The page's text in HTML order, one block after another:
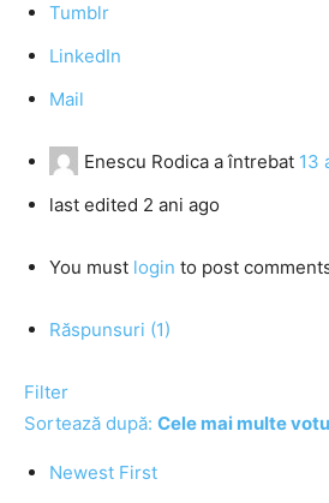
Tumblr
LinkedIn
Mail
Enescu Rodica a întrebat 13
last edited 2 ani ago
You must login to post
Răspunsuri (1)
Filter
Sortează după: Cele mai multe
Newest First